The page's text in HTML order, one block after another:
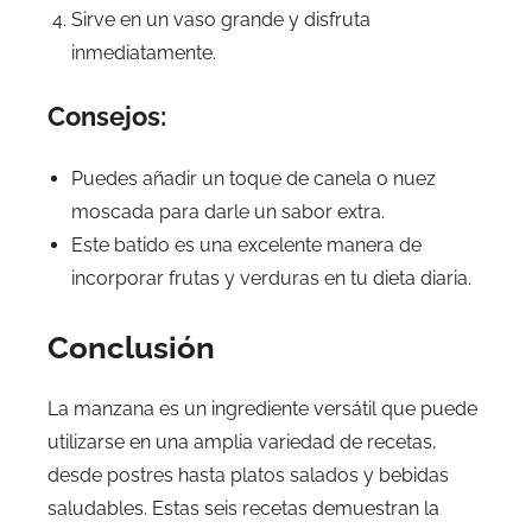
Sirve en un vaso grande y disfruta
inmediatamente.
Consejos:
Puedes añadir un toque de canela o nuez
moscada para darle un sabor extra.
Este batido es una excelente manera de
incorporar frutas y verduras en tu dieta diaria.
Conclusión
La manzana es un ingrediente versátil que puede
utilizarse en una amplia variedad de recetas,
desde postres hasta platos salados y bebidas
saludables. Estas seis recetas demuestran la